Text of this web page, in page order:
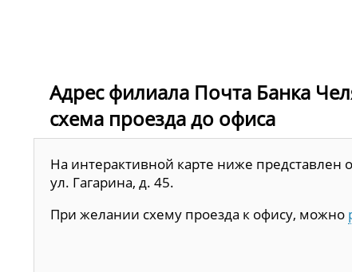
Адрес филиала Почта Банка
схема проезда до офиса
На интерактивной карте ниже представлен
ул. Гагарина, д. 45.
При желании схему проезда к офису, можно